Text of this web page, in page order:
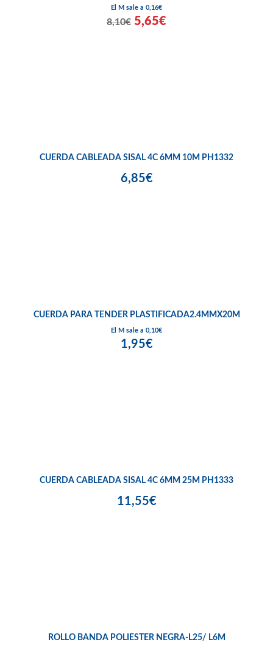
El M sale a 0,16€
8,10€ 5,65€
CUERDA CABLEADA SISAL 4C 6MM 10M PH1332
6,85€
CUERDA PARA TENDER PLASTIFICADA2.4MMX20M
El M sale a 0,10€
1,95€
CUERDA CABLEADA SISAL 4C 6MM 25M PH1333
11,55€
ROLLO BANDA POLIESTER NEGRA-L25/ L6M